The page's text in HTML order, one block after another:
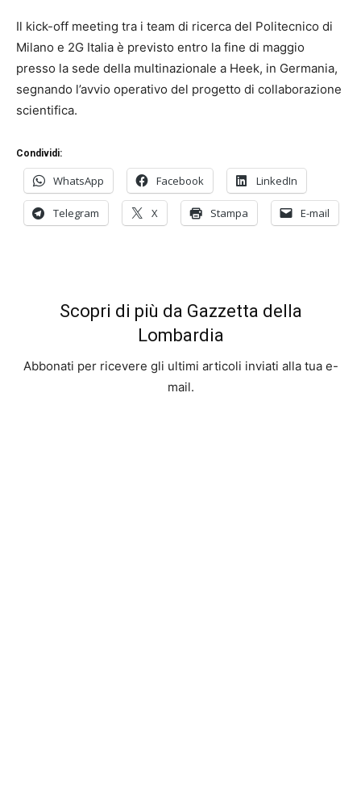
Il kick-off meeting tra i team di ricerca del Politecnico di
Milano e 2G Italia è previsto entro la fine di maggio
presso la sede della multinazionale a Heek, in Germania,
segnando l’avvio operativo del progetto di collaborazione
scientifica.
Condividi:
WhatsApp Facebook LinkedIn
Telegram X Stampa E-mail
Scopri di più da Gazzetta della
Lombardia
Abbonati per ricevere gli ultimi articoli inviati alla tua e-
mail.